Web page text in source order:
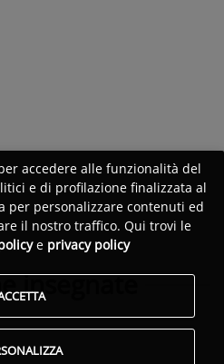
insegnate
accedere alle funzionalità del
e di profilazione finalizzata al
per personalizzare contenuti ed
il nostro traffico. Qui trovi le
e privacy policy